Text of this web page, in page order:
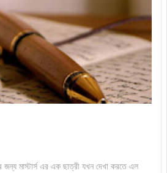
মাস্টার্স এর এক ছাত্রী যখন দেখা করতে এল